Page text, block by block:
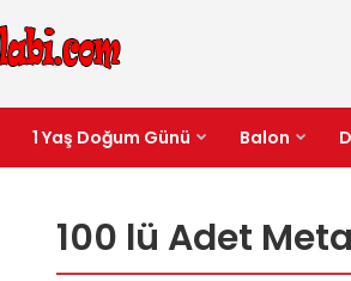
1 Yaş Doğum Günü Balon
100 lü Adet